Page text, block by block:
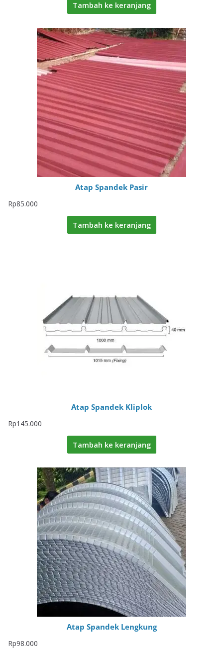
Tambah ke keranjang
Atap Spandek Pasir
Rp85.000
Tambah ke keranjang
Atap Spandek Kliplok
Rp145.000
Tambah ke keranjang
Atap Spandek Lengkung
Rp98.000